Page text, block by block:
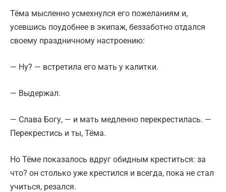
Тёма мысленно усмехнулся его пожеланиям и,
усевшись поудобнее в экипаж, беззаботно отдался
своему праздничному настроению:
— Ну? — встретила его мать у калитки.
— Выдержал.
— Слава Богу, — и мать медленно перекрестилась. —
Перекрестись и ты, Тёма.
Но Тёме показалось вдруг обидным креститься: за
что? он столько уже крестился и всегда, пока не стал
учиться, резался.